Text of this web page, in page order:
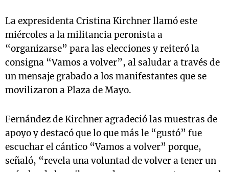
La expresidenta Cristina Kirchner llamó este
miércoles a la militancia peronista a
“organizarse” para las elecciones y reiteró la
consigna “Vamos a volver”, al saludar a través de
un mensaje grabado a los manifestantes que se
movilizaron a Plaza de Mayo.
Fernández de Kirchner agradeció las muestras de
apoyo y destacó que lo que más le “gustó” fue
escuchar el cántico “Vamos a volver” porque,
señaló, “revela una voluntad de volver a tener un